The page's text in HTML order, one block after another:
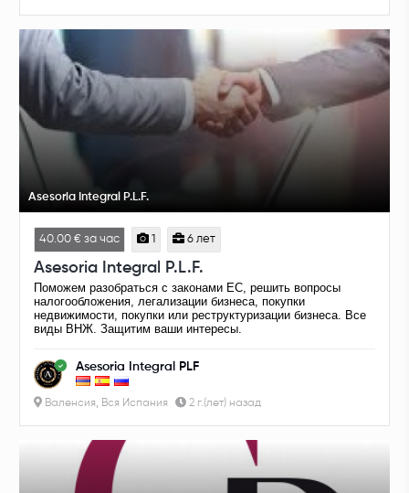
Asesoria Integral P.L.F.
40.00 € за час 1 6 лет
Asesoria Integral P.L.F.
Поможем разобраться с законами ЕС, решить вопросы
налогообложения, легализации бизнеса, покупки
недвижимости, покупки или реструктуризации бизнеса. Все
виды ВНЖ. Защитим ваши интересы.
Asesoria Integral PLF
Валенсия, Вся Испания 2 г.(лет) назад